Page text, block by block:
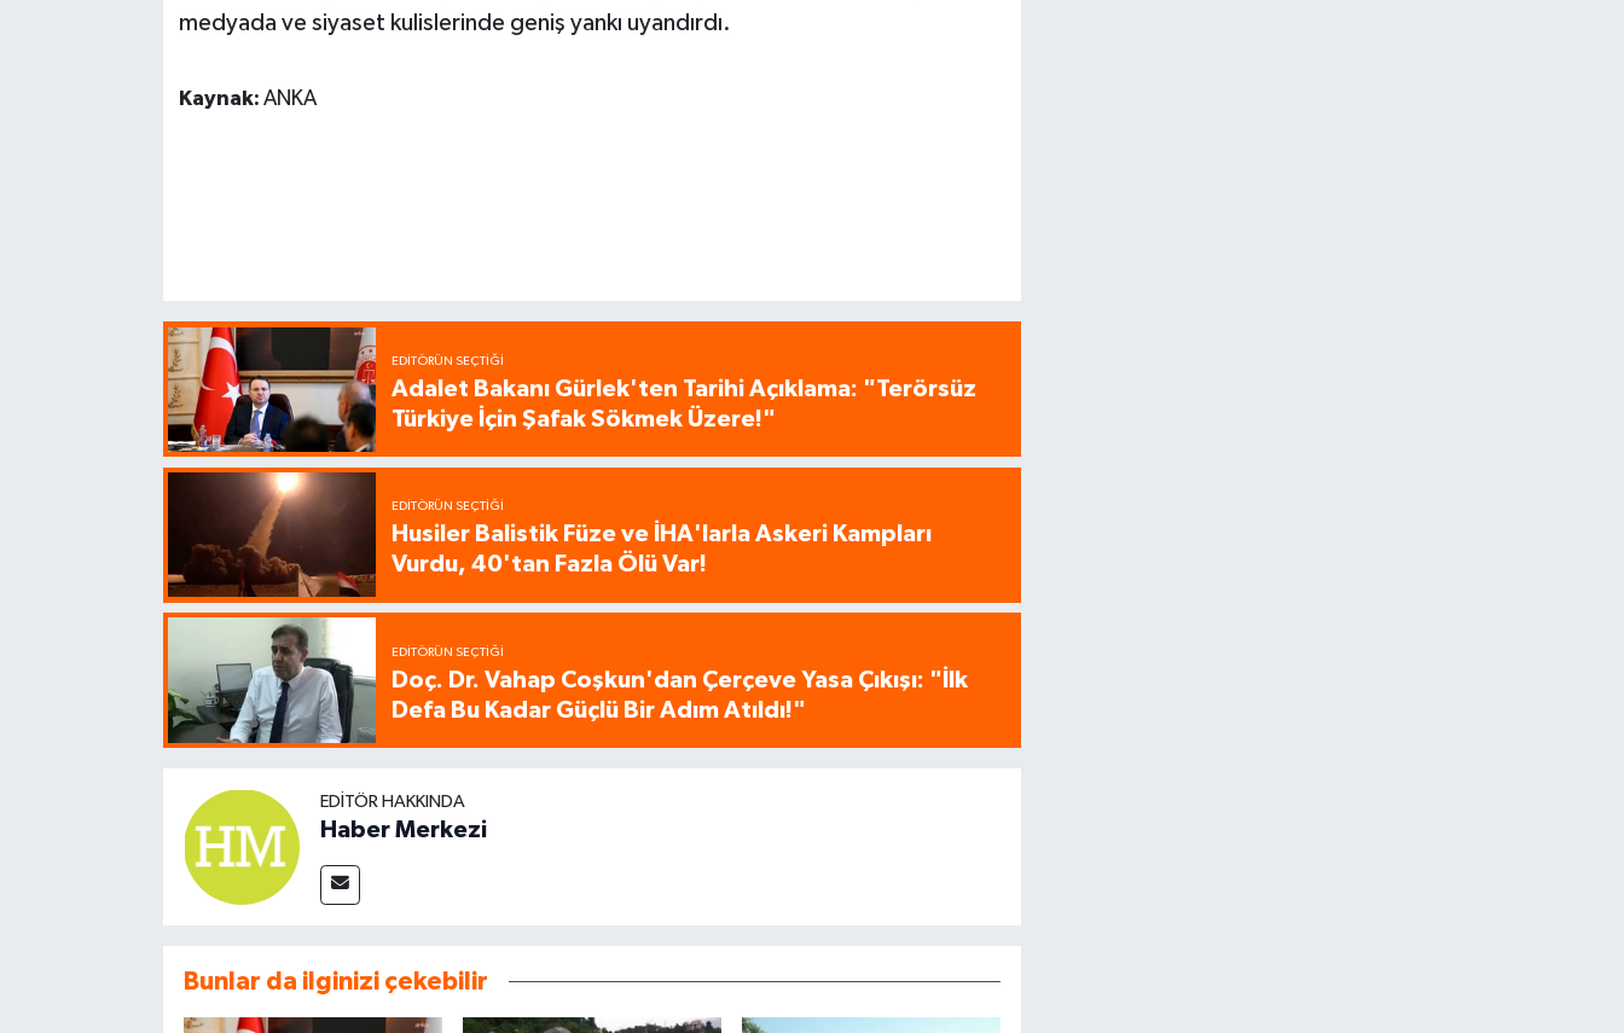
medyada ve siyaset kulislerinde geniş yankı uyandırdı.
Kaynak: ANKA
EDITÖRÜN SEÇTIĞI
Adalet Bakanı Gürlek'ten Tarihi Açıklama: "Terörsüz
Türkiye İçin Şafak Sökmek Üzere!"
EDITÖRÜN SEÇTIĞI
Husiler Balistik Füze ve İHA'larla Askeri Kampları
Vurdu, 40'tan Fazla Ölü Var!
EDITÖRÜN SEÇTIĞI
Doç. Dr. Vahap Coşkun'dan Çerçeve Yasa Çıkışı: "İlk
Defa Bu Kadar Güçlü Bir Adım Atıldı!"
EDITÖR HAKKINDA
Haber Merkezi
Bunlar da ilginizi çekebilir